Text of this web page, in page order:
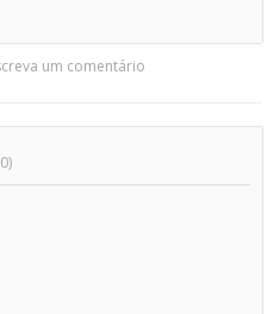
um comentário